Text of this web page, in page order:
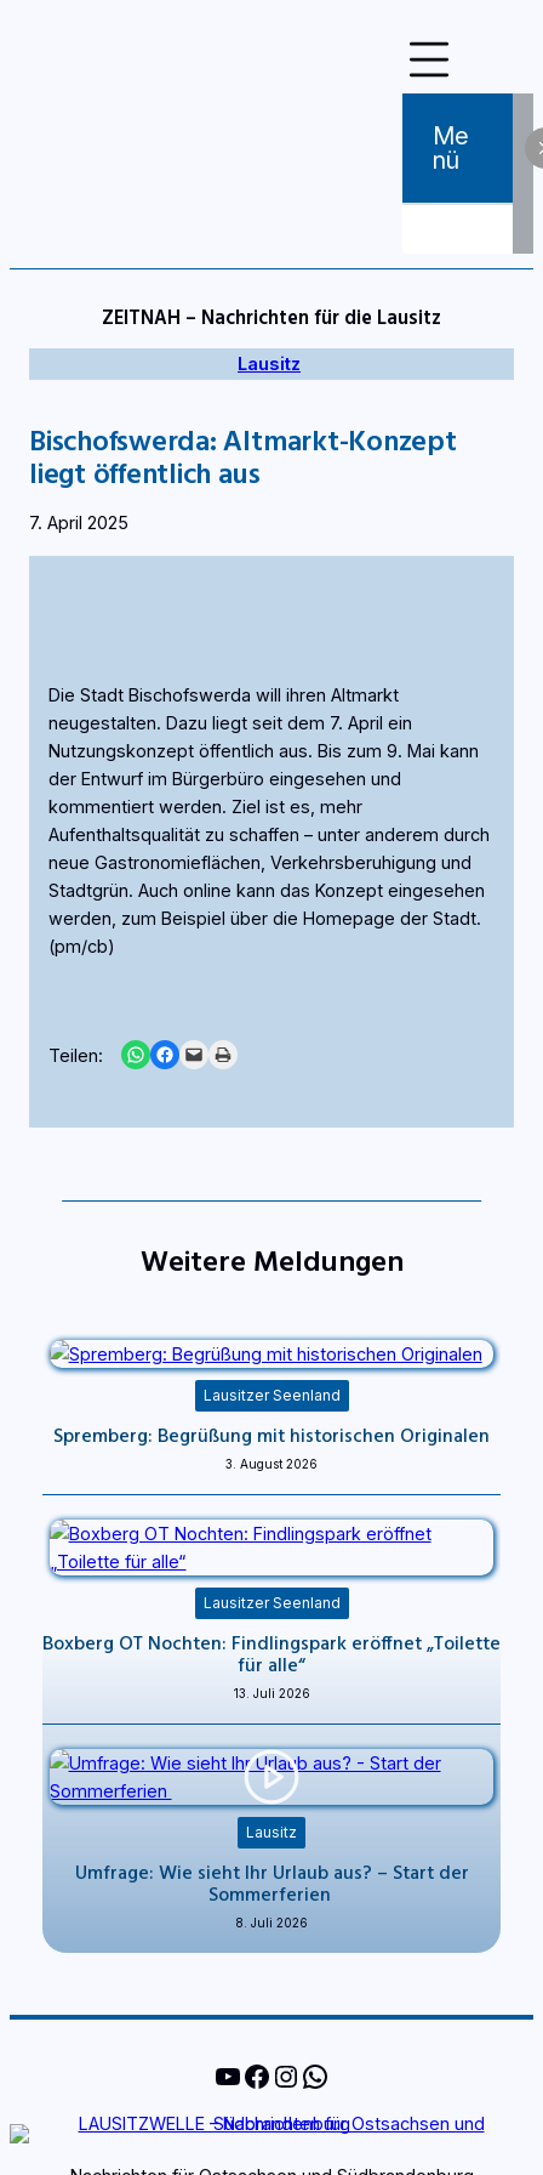
Me
Nü
ZEITNAH – Nachrichten für die Lausitz
Lausitz
Bischofswerda: Altmarkt-Konzept
liegt öffentlich aus
7. April 2025
Die Stadt Bischofswerda will ihren Altmarkt
neugestalten. Dazu liegt seit dem 7. April ein
Nutzungskonzept öffentlich aus. Bis zum 9. Mai kann
der Entwurf im Bürgerbüro eingesehen und
kommentiert werden. Ziel ist es, mehr
Aufenthaltsqualität zu schaffen – unter anderem durch
neue Gastronomieflächen, Verkehrsberuhigung und
Stadtgrün. Auch online kann das Konzept eingesehen
werden, zum Beispiel über die Homepage der Stadt.
(pm/cb)
Teilen: Share on WhatsApp
Share on Facebook
Email this PagePrint this Page
Weitere Meldungen
Lausitzer Seenland
Spremberg: Begrüßung mit historischen Originalen
3. August 2026
Lausitzer Seenland
Boxberg OT Nochten: Findlingspark eröffnet „Toilette
für alle“
13. Juli 2026
Lausitz
Umfrage: Wie sieht Ihr Urlaub aus? – Start der
Sommerferien
8. Juli 2026
YouTube
Facebook
Instagram
WhatsApp